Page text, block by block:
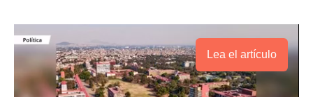
Lea el artículo